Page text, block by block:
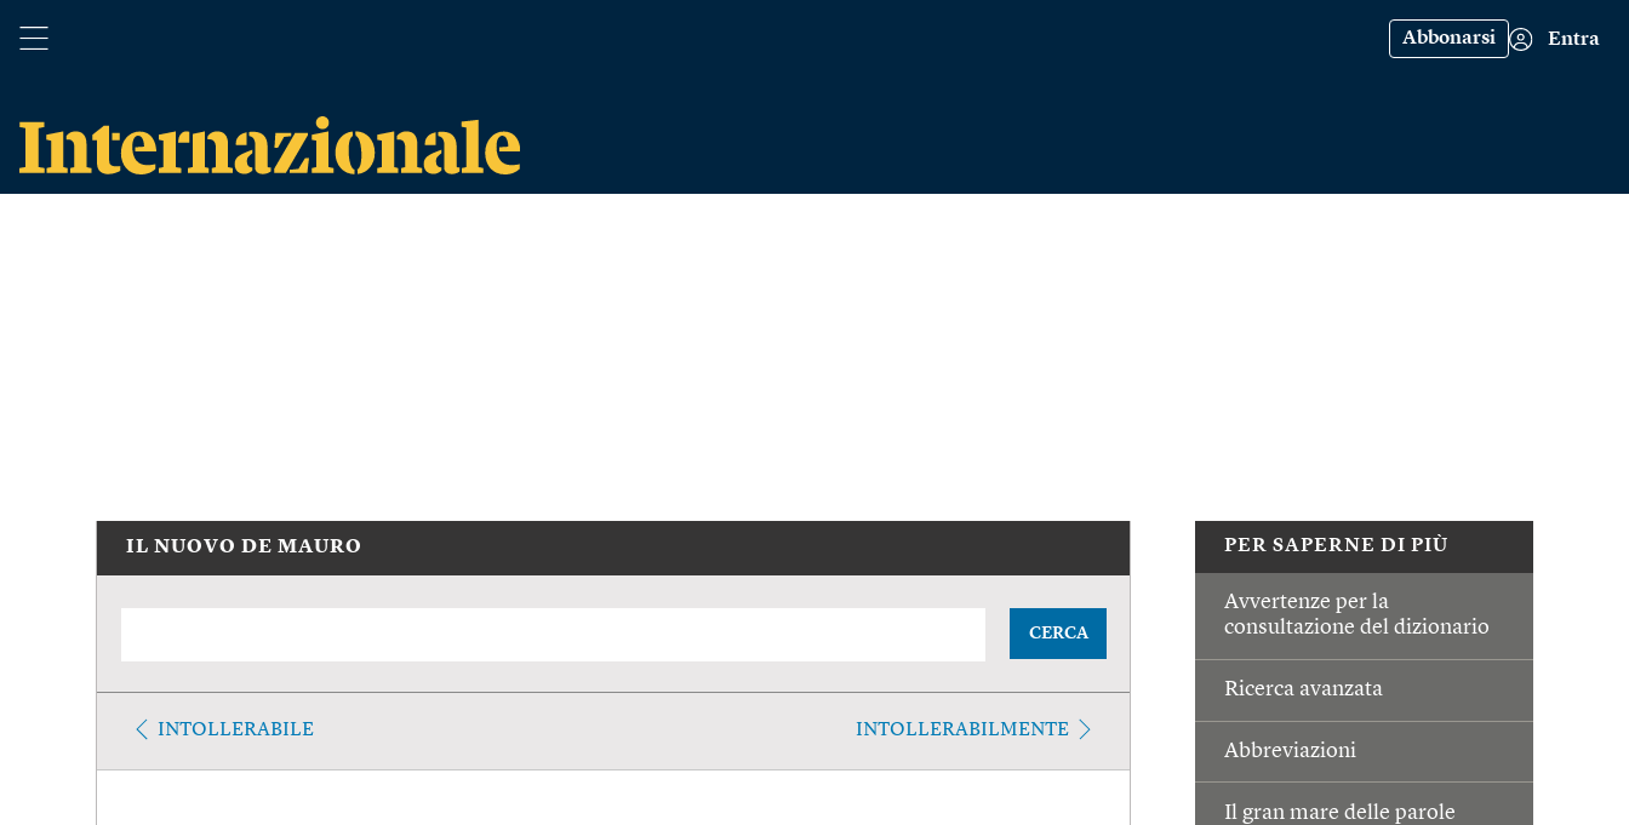
Abbonarsi Entra
PER SAPERNE DI PIÙ
Avvertenze per la
consultazione del dizionario
Ricerca avanzata
Abbreviazioni
Il gran mare delle parole
IL NUOVO DE MAURO
CERCA
INTOLLERABILE INTOLLERABILMENTE